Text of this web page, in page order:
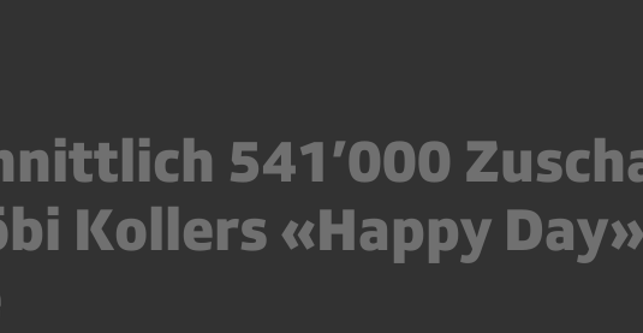
541’000
Kollers «Happy